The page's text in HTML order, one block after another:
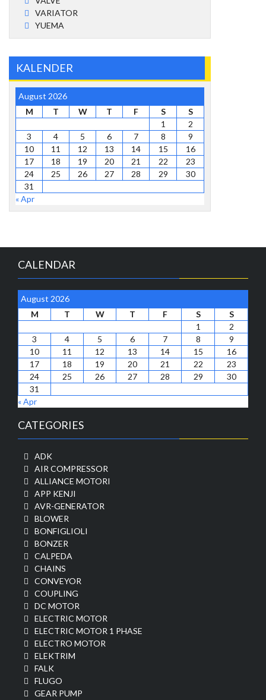
VARIATOR
YUEMA
KALENDER
August 2026
M
T W T F S
S
1
2
3
4 5 6 7 8
9
10
11 12 13 14 15
16
17
18 19 20 21 22
23
24
25 26 27 28 29
30
31
« Apr
CALENDAR
August 2026
M
T W T F S
S
1
2
3
4 5 6 7 8
9
10
11 12 13 14 15
16
17
18 19 20 21 22
23
24
25 26 27 28 29
30
31
« Apr
CATEGORIES
ADK
AIR COMPRESSOR
ALLIANCE MOTORI
APP KENJI
AVR-GENERATOR
BLOWER
BONFIGLIOLI
BONZER
CALPEDA
CHAINS
CONVEYOR
COUPLING
DC MOTOR
ELECTRIC MOTOR
ELECTRIC MOTOR 1 PHASE
ELECTRO MOTOR
ELEKTRIM
FALK
FLUGO
GEAR PUMP